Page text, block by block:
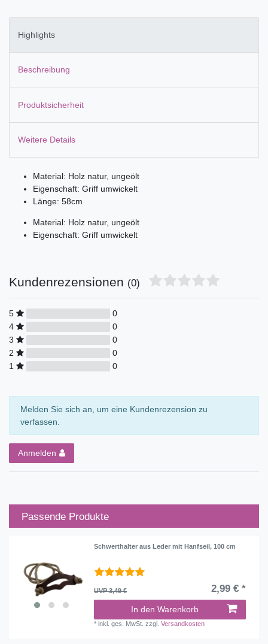
Highlights
Beschreibung
Produktsicherheit
Weitere Details
Material: Holz natur, ungeölt
Eigenschaft: Griff umwickelt
Länge: 58cm
Material: Holz natur, ungeölt
Eigenschaft: Griff umwickelt
Kundenrezensionen (0)
5
0
4
0
3
0
2
0
1
0
Melden Sie sich an, um eine Kundenrezension zu
verfassen.
Anmelden
Passende Produkte
Schwerthalter aus Leder mit Hanfseil, 100 cm
UVP 3,49 € 2,99 € *
In den Warenkorb
*inkl. ges. MwSt. zzgl.Versandkosten